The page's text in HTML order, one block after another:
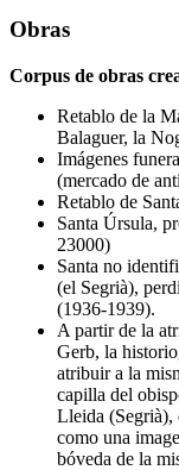
Obras
Corpus de obras
Retablo de la
Balaguer, la
Imágenes
(mercado de
Retablo de
Santa Úrsula,
23000)
Santa no
(el Segrià),
(1936-1939).
A partir de la
Gerb, la
atribuir a la
capilla del
Lleida (Segrià),
como una
bóveda de la